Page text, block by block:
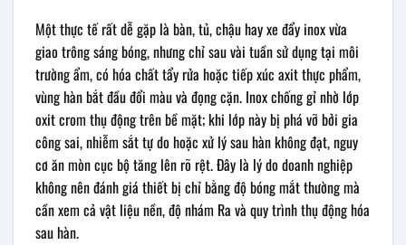
Một thực tế rất dễ gặp là bàn, tủ, chậu hay xe đẩy inox vừa
giao trông sáng bóng, nhưng chỉ sau vài tuần sử dụng tại môi
trường ẩm, có hóa chất tẩy rửa hoặc tiếp xúc axit thực phẩm,
vùng hàn bắt đầu đổi màu và đọng cặn. Inox chống gỉ nhờ lớp
oxit crom thụ động trên bề mặt; khi lớp này bị phá vỡ bởi gia
công sai, nhiễm sắt tự do hoặc xử lý sau hàn không đạt, nguy
cơ ăn mòn cục bộ tăng lên rõ rệt. Đây là lý do doanh nghiệp
không nên đánh giá thiết bị chỉ bằng độ bóng mắt thường mà
cần xem cả vật liệu nền, độ nhám Ra và quy trình thụ động hóa
sau hàn.